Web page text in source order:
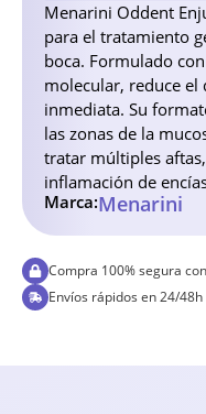
Menarini Oddent
para el tratamiento
boca. Formulado
molecular, reduce
inmediata. Su
las zonas de la
tratar múltiples
inflamación de
Marca:Menarini
Compra 100% segura
Envíos rápidos en 24/48h